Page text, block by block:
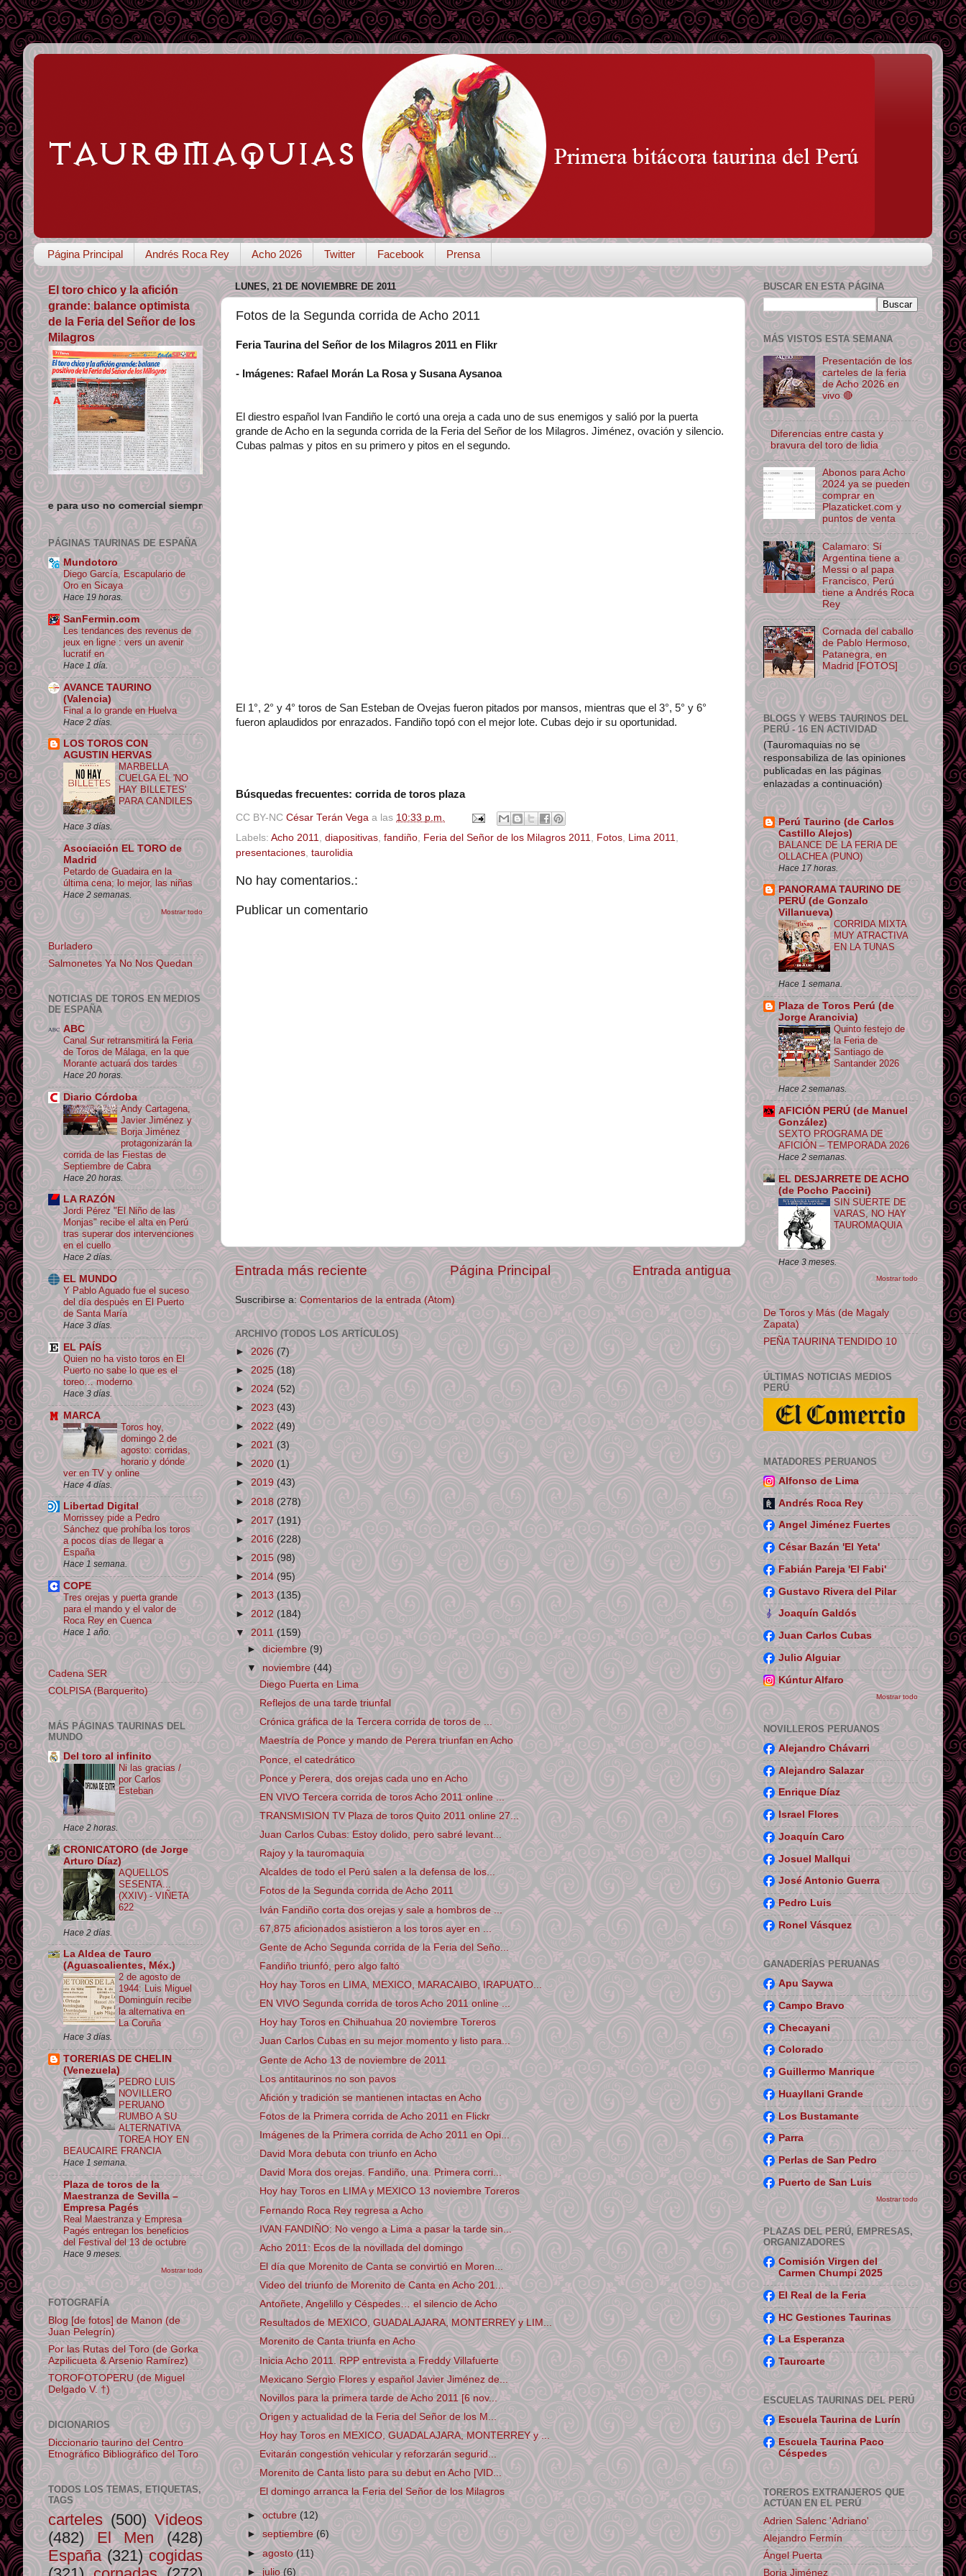
Página Principal Andrés Roca Rey Acho 2026 Twitter Facebook Prensa
LUNES, 21 DE NOVIEMBRE DE 2011
Fotos de la Segunda corrida de Acho 2011
Feria Taurina del Señor de los Milagros 2011 en Flikr
- Imágenes: Rafael Morán La Rosa y Susana Aysanoa
El diestro español Ivan Fandiño le cortó una oreja a cada uno de sus enemigos y salió por la puerta
grande de Acho en la segunda corrida de la Feria del Señor de los Milagros. Jiménez, ovación y silencio.
Cubas palmas y pitos en su primero y pitos en el segundo.
El 1°, 2° y 4° toros de San Esteban de Ovejas fueron pitados por mansos, mientras que el 3°, 5° y 6°
fueron aplaudidos por enrazados. Fandiño topó con el mejor lote. Cubas dejo ir su oportunidad.
Búsquedas frecuentes: corrida de toros plaza
CC BY-NC César Terán Vega a las 10:33 p.m.
Labels: Acho 2011 diapositivas fandiño Feria del Señor de los Milagros 2011 Fotos Lima 2011
presentaciones taurolidia
No hay comentarios.:
Publicar un comentario
Entrada más reciente Entrada antigua
Página Principal
Suscribirse a:Comentarios de la entrada (Atom)
ARCHIVO (TODOS LOS ARTÍCULOS)
►2026 (7)
►2025 (18)
► 2024 (52)
► 2023(43)
►2022(49)
►2021(3)
►2020(1)
►2019(43)
►2018 (278)
►2017(191)
►2016(228)
► 2015 (98)
►2014(95)
►2013(135)
►2012 (184)
▼2011(159)
►diciembre(9)
▼ noviembre(44)
Diego Puerta en Lima
Reflejos de una tarde triunfal
Crónica gráfica de la Tercera corrida de toros de ...
Maestría de Ponce y mando de Perera triunfan en Acho
Ponce, el catedrático
Ponce y Perera, dos orejas cada uno en Acho
EN VIVO Tercera corrida de toros Acho 2011 online ...
TRANSMISION TV Plaza de toros Quito 2011 online 27...
Juan Carlos Cubas: Estoy dolido, pero sabré levant...
Rajoy y la tauromaquia
Alcaldes de todo el Perú salen a la defensa de los...
Fotos de la Segunda corrida de Acho 2011
Iván Fandiño corta dos orejas y sale a hombros de ...
67,875 aficionados asistieron a los toros ayer en ...
Gente de Acho Segunda corrida de la Feria del Seño...
Fandiño triunfó, pero algo faltó
Hoy hay Toros en LIMA, MEXICO, MARACAIBO, IRAPUATO...
EN VIVO Segunda corrida de toros Acho 2011 online ...
Hoy hay Toros en Chihuahua 20 noviembre Toreros
Juan Carlos Cubas en su mejor momento y listo para...
Gente de Acho 13 de noviembre de 2011
Los antitaurinos no son pavos
Afición y tradición se mantienen intactas en Acho
Fotos de la Primera corrida de Acho 2011 en Flickr
Imágenes de la Primera corrida de Acho 2011 en Opi...
David Mora debuta con triunfo en Acho
David Mora dos orejas. Fandiño, una. Primera corri...
Hoy hay Toros en LIMA y MEXICO 13 noviembre Toreros
Fernando Roca Rey regresa a Acho
IVAN FANDIÑO: No vengo a Lima a pasar la tarde sin...
Acho 2011: Ecos de la novillada del domingo
El día que Morenito de Canta se convirtió en Moren...
Video del triunfo de Morenito de Canta en Acho 201...
Antoñete, Angelillo y Céspedes… el silencio de Acho
Resultados de MEXICO, GUADALAJARA, MONTERREY y LIM...
Morenito de Canta triunfa en Acho
Inicia Acho 2011. RPP entrevista a Freddy Villafuerte
Mexicano Sergio Flores y español Javier Jiménez de...
Novillos para la primera tarde de Acho 2011 [6 nov...
Origen y actualidad de la Feria del Señor de los M...
Hoy hay Toros en MEXICO, GUADALAJARA, MONTERREY y ...
Evitarán congestión vehicular y reforzarán segurid...
Morenito de Canta listo para su debut en Acho [VID...
El domingo arranca la Feria del Señor de los Milagros
►octubre(12)
►septiembre(6)
►agosto(11)
►julio(6)
El toro chico y la afición
grande: balance optimista
de la Feria del Señor de los
Milagros
comercial siempre que se de crédito y enlace su origen.
PÁGINAS TAURINAS DE ESPAÑA
Mundotoro
Diego García, Escapulario de
Oro en Sicaya
Hace 19 horas.
SanFermin.com
Les tendances des revenus de
jeux en ligne : vers un avenir
lucratif en
Hace 1 día.
AVANCE TAURINO
(Valencia)
Final a lo grande en Huelva
Hace 2 días.
LOS TOROS CON
AGUSTIN HERVAS
MARBELLA
CUELGA EL 'NO
HAY BILLETES'
PARA CANDILES
Hace 3 días.
Asociación EL TORO de
Madrid
Petardo de Guadaira en la
última cena; lo mejor, las niñas
Hace 2 semanas.
Mostrar todo
Burladero
Salmonetes Ya No Nos Quedan
NOTICIAS DE TOROS EN MEDIOS
DE ESPAÑA
ABC
Canal Sur retransmitirá la Feria
de Toros de Málaga, en la que
Morante actuará dos tardes
Hace 20 horas.
Diario Córdoba
Andy Cartagena,
Javier Jiménez y
Borja Jiménez
protagonizarán la
corrida de las Fiestas de
Septiembre de Cabra
Hace 20 horas.
LA RAZÓN
Jordi Pérez "El Niño de las
Monjas" recibe el alta en Perú
tras superar dos intervenciones
en el cuello
Hace 2 días.
EL MUNDO
Y Pablo Aguado fue el suceso
del día después en El Puerto
de Santa María
Hace 3 días.
EL PAÍS
Quien no ha visto toros en El
Puerto no sabe lo que es el
toreo… moderno
Hace 3 días.
MARCA
Toros hoy,
domingo 2 de
agosto: corridas,
horario y dónde
ver en TV y online
Hace 4 días.
Libertad Digital
Morrissey pide a Pedro
Sánchez que prohíba los toros
a pocos días de llegar a
España
Hace 1 semana.
COPE
Tres orejas y puerta grande
para el mando y el valor de
Roca Rey en Cuenca
Hace 1 año.
Cadena SER
COLPISA (Barquerito)
MÁS PÁGINAS TAURINAS DEL
MUNDO
Del toro al infinito
Ni las gracias /
por Carlos
Esteban
Hace 2 horas.
CRONICATORO (de Jorge
Arturo Díaz)
AQUELLOS
SESENTA...
(XXIV) - VIÑETA
622
Hace 2 días.
La Aldea de Tauro
(Aguascalientes, Méx.)
2 de agosto de
1944: Luis Miguel
Dominguín recibe
la alternativa en
La Coruña
Hace 3 días.
TORERIAS DE CHELIN
(Venezuela)
PEDRO LUIS
NOVILLERO
PERUANO
RUMBO A SU
ALTERNATIVA
TOREA HOY EN
BEAUCAIRE FRANCIA
Hace 1 semana.
Plaza de toros de la
Maestranza de Sevilla –
Empresa Pagés
Real Maestranza y Empresa
Pagés entregan los beneficios
del Festival del 13 de octubre
Hace 9 meses.
Mostrar todo
FOTOGRAFÍA
Blog [de fotos] de Manon (de
Juan Pelegrín)
Por las Rutas del Toro (de Gorka
Azpilicueta & Arsenio Ramírez)
TOROFOTOPERU (de Miguel
Delgado V. †)
DICIONARIOS
Diccionario taurino del Centro
Etnográfico Bibliográfico del Toro
TODOS LOS TEMAS, ETIQUETAS,
TAGS
carteles (500) Videos
(482)
El Men
(428)
España (321) cogidas
BUSCAR EN ESTA PÁGINA
MÁS VISTOS ESTA SEMANA
Presentación de los
carteles de la feria
de Acho 2026 en
vivo 🔴
Diferencias entre casta y
bravura del toro de lidia
Abonos para Acho
2024 ya se pueden
comprar en
Plazaticket.com y
puntos de venta
Calamaro: Sí
Argentina tiene a
Messi o al papa
Francisco, Perú
tiene a Andrés Roca
Rey
Cornada del caballo
de Pablo Hermoso,
Patanegra, en
Madrid [FOTOS]
BLOGS Y WEBS TAURINOS DEL
PERÚ - 16 EN ACTIVIDAD
(Tauromaquias no se
responsabiliza de las opiniones
publicadas en las páginas
enlazadas a continuación)
Perú Taurino (de Carlos
Castillo Alejos)
BALANCE DE LA FERIA DE
OLLACHEA (PUNO)
Hace 17 horas.
PANORAMA TAURINO DE
PERÚ (de Gonzalo
Villanueva)
CORRIDA MIXTA
MUY ATRACTIVA
EN LA TUNAS
Hace 1 semana.
Plaza de Toros Perú (de
Jorge Arancivia)
Quinto festejo de
la Feria de
Santiago de
Santander 2026
Hace 2 semanas.
AFICIÓN PERÚ (de Manuel
González)
SEXTO PROGRAMA DE
AFICIÓN – TEMPORADA 2026
Hace 2 semanas.
EL DESJARRETE DE ACHO
(de Pocho Paccini)
SIN SUERTE DE
VARAS, NO HAY
TAUROMAQUIA
Hace 3 meses.
Mostrar todo
De Toros y Más (de Magaly
Zapata)
PEÑA TAURINA TENDIDO 10
ÚLTIMAS NOTICIAS MEDIOS
PERÚ
MATADORES PERUANOS
Alfonso de Lima
Andrés Roca Rey
Angel Jiménez Fuertes
César Bazán 'El Yeta'
Fabián Pareja 'El Fabi'
Gustavo Rivera del Pilar
Joaquín Galdós
Juan Carlos Cubas
Julio Alguiar
Kúntur Alfaro
Mostrar todo
NOVILLEROS PERUANOS
Alejandro Chávarri
Alejandro Salazar
Enrique Díaz
Israel Flores
Joaquín Caro
Josuel Mallqui
José Antonio Guerra
Pedro Luis
Ronel Vásquez
GANADERÍAS PERUANAS
Apu Saywa
Campo Bravo
Checayani
Colorado
Guillermo Manrique
Huayllani Grande
Los Bustamante
Parra
Perlas de San Pedro
Puerto de San Luis
Mostrar todo
PLAZAS DEL PERÚ, EMPRESAS,
ORGANIZADORES
Comisión Virgen del
Carmen Chumpi 2025
El Real de la Feria
HC Gestiones Taurinas
La Esperanza
Tauroarte
ESCUELAS TAURINAS DEL PERÚ
Escuela Taurina de Lurín
Escuela Taurina Paco
Céspedes
TOREROS EXTRANJEROS QUE
ACTÚAN EN EL PERÚ
Adrien Salenc 'Adriano'
Alejandro Fermín
Ángel Puerta
Borja Jiménez